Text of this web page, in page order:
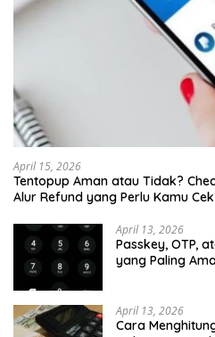
April 15, 2026
Tentopup Aman atau Tidak?
Alur Refund yang Perlu Kamu Cek
April 13, 2026
Passkey, OTP,
yang Paling
April 13, 2026
Cara